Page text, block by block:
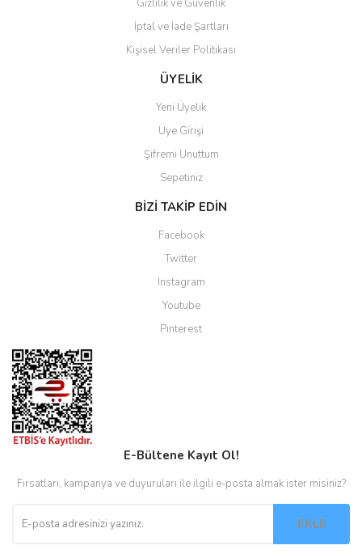
Gönder
Gizlilik ve Güvenlik
İptal ve İade Şartları
Kişisel Veriler Politikası
ÜYELİK
Yeni Üyelik
Üye Girişi
Şifremi Unuttum
Sepetiniz
BİZİ TAKİP EDİN
Facebook
Twitter
Instagram
Youtube
Pinterest
E-Bültene Kayıt Ol!
Fırsatları, kampanya ve duyuruları ile ilgili e-posta almak ister misiniz?
EKLE